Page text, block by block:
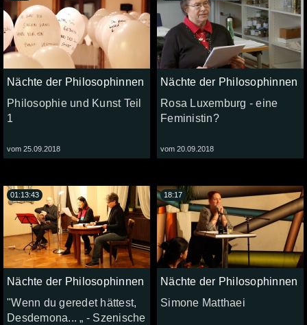
Nächte der Philosophinnen
Philosophie und Kunst Teil
1
vom 25.09.2018
Nächte der Philosophinnen
Rosa Luxemburg - eine
Feministin?
vom 20.09.2018
Nächte der Philosophinnen
"Wenn du geredet hättest,
Desdemona... „ - Szenische
01:13:43
Nächte der Philosophinnen
Simone Matthaei
18:17